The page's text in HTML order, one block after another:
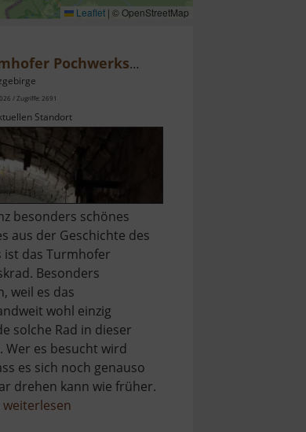
Leaflet | © OpenStreetMap
Turmhofer Pochwerksrad
/ Zugriffe: 2691
Standort
besonders schönes
aus der Geschichte des
ist das Turmhofer
Besonders
weil es das
wohl einzig
solche Rad in dieser
Wer es besucht wird
es sich noch genauso
drehen kann wie früher.
weiterlesenüber